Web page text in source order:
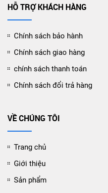
HỖ TRỢ KHÁCH HÀNG
Chính sách bảo hành
Chính sách giao hàng
chính sách thanh toán
Chính sách đổi trả hàng
VỀ CHÚNG TÔI
Trang chủ
Giới thiệu
Sản phẩm